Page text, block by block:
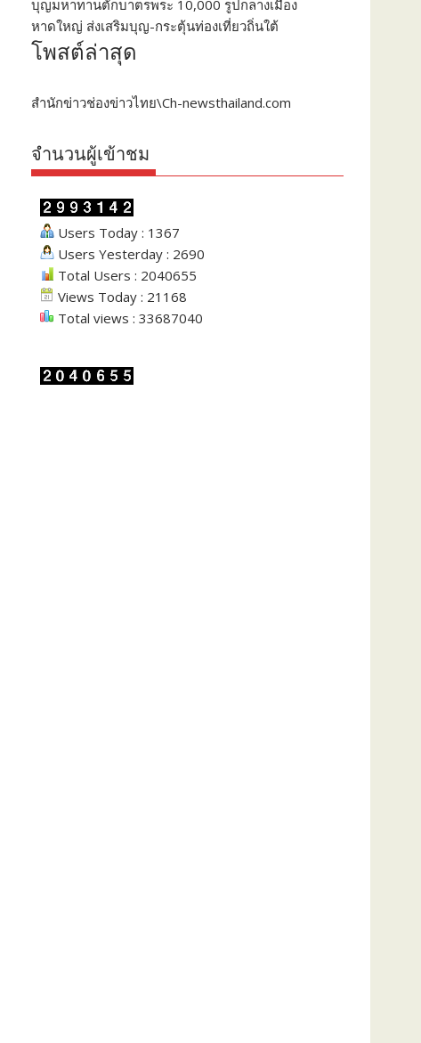
บุญมหาทานตักบาตรพระ 10,000 รูปกลางเมือง
หาดใหญ่ ส่งเสริมบุญ-กระตุ้นท่องเที่ยวถิ่นใต้
โพสต์ล่าสุด
สำนักข่าวช่องข่าวไทย\Ch-newsthailand.com
จำนวนผู้เข้าชม
Users Today : 1367
Users Yesterday : 2690
Total Users : 2040655
Views Today : 21168
Total views : 33687040